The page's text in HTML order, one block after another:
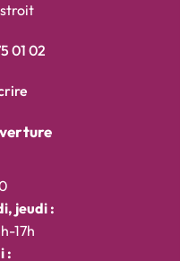
01 02
jeudi :
17h
: